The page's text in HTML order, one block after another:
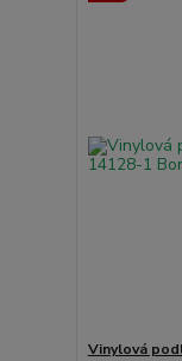
Vinylová